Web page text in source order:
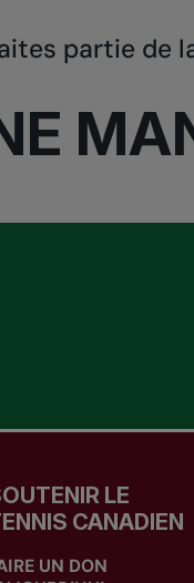
partie de
LE
CANADIEN
UN DON